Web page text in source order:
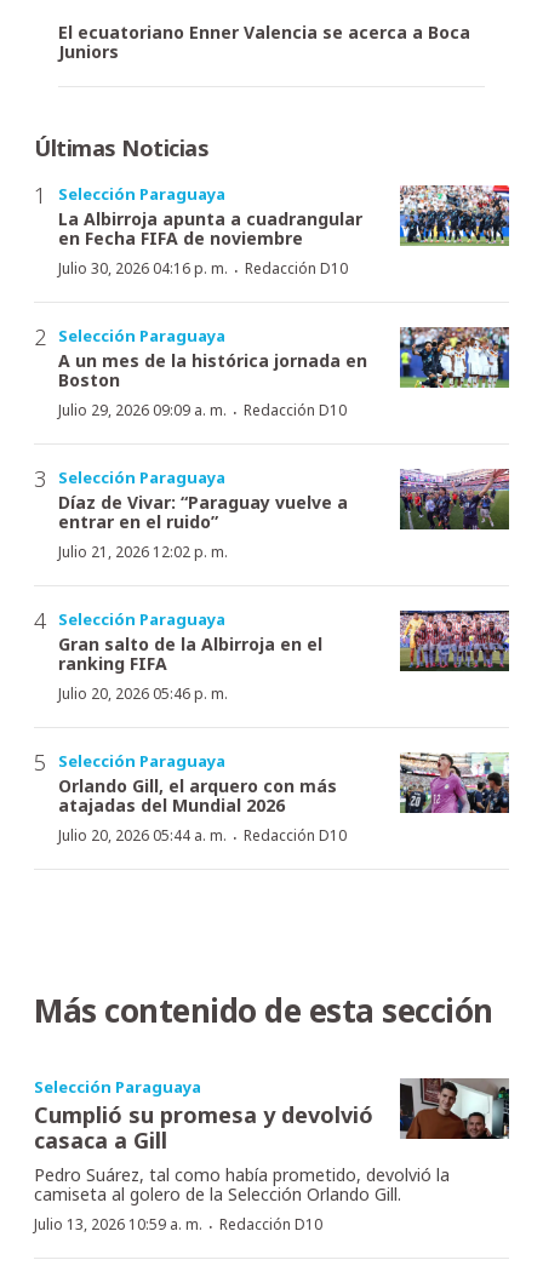
El ecuatoriano Enner Valencia se acerca a Boca
Juniors
Últimas Noticias
Selección Paraguaya
La Albirroja apunta a cuadrangular
en Fecha FIFA de noviembre
Julio 30, 2026 04:16 p. m. · Redacción D10
Selección Paraguaya
A un mes de la histórica jornada en
Boston
Julio 29, 2026 09:09 a. m. · Redacción D10
Selección Paraguaya
Díaz de Vivar: “Paraguay vuelve a
entrar en el ruido”
Julio 21, 2026 12:02 p. m.
Selección Paraguaya
Gran salto de la Albirroja en el
ranking FIFA
Julio 20, 2026 05:46 p. m.
Selección Paraguaya
Orlando Gill, el arquero con más
atajadas del Mundial 2026
Julio 20, 2026 05:44 a. m. · Redacción D10
Más contenido de esta sección
Selección Paraguaya
Cumplió su promesa y devolvió
casaca a Gill
Pedro Suárez, tal como había prometido, devolvió la
camiseta al golero de la Selección Orlando Gill.
Julio 13, 2026 10:59 a. m. · Redacción D10